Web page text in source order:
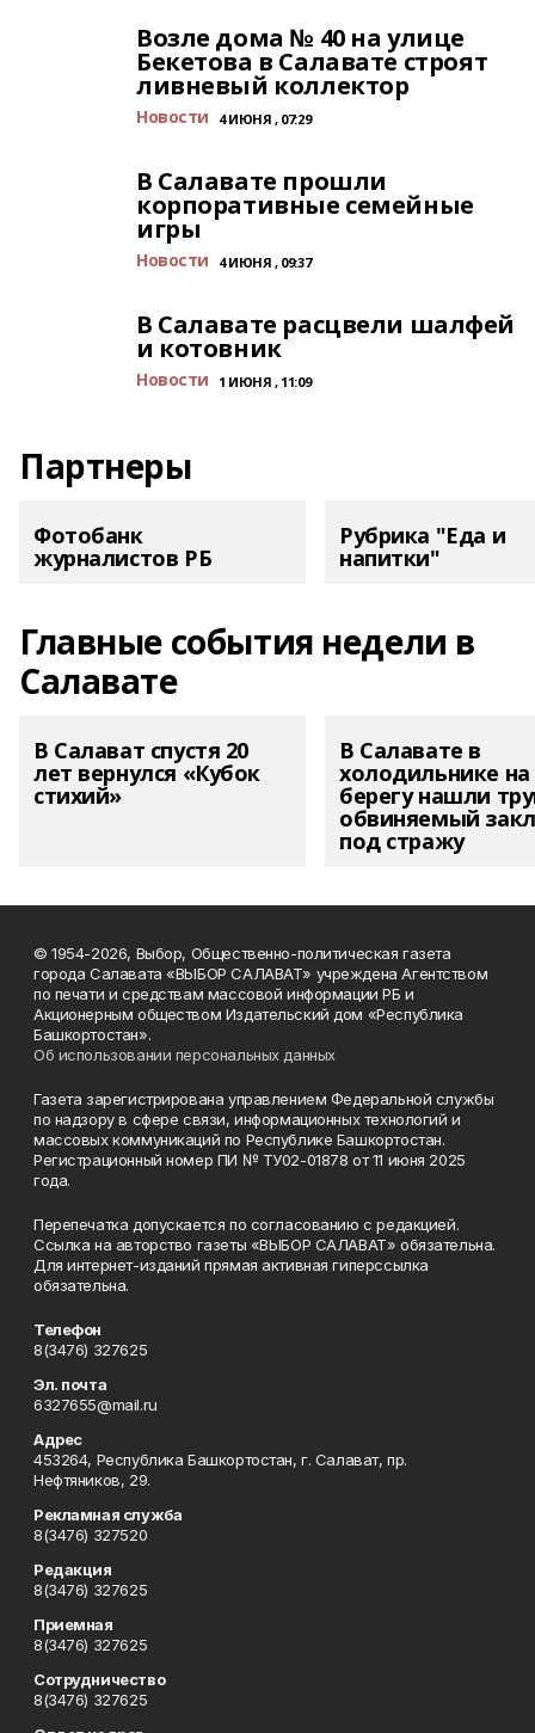
Возле дома № 40 на улице
Бекетова в Салавате строят
ливневый коллектор
Новости 4 ИЮНЯ , 07:29
В Салавате прошли
корпоративные семейные
игры
Новости 4 ИЮНЯ , 09:37
В Салавате расцвели шалфей
и котовник
Новости 1 ИЮНЯ , 11:09
Партнеры
Фотобанк
журналистов РБ
Рубрика "Еда и
напитки"
Главные события недели в
Салавате
В Салават спустя 20
лет вернулся «Кубок
стихий»
В Салавате в
холодильнике на
берегу нашли
обвиняемый
под стражу
© 1954-2026, Выбор, Общественно-политическая газета
города Салавата «ВЫБОР САЛАВАТ» учреждена Агентством
по печати и средствам массовой информации РБ и
Акционерным обществом Издательский дом «Республика
Башкортостан».
Об использовании персональных данных
Газета зарегистрирована управлением Федеральной службы
по надзору в сфере связи, информационных технологий и
массовых коммуникаций по Республике Башкортостан.
Регистрационный номер ПИ № ТУ02-01878 от 11 июня 2025
года.
Перепечатка допускается по согласованию с редакцией.
Ссылка на авторство газеты «ВЫБОР САЛАВАТ» обязательна.
Для интернет-изданий прямая активная гиперссылка
обязательна.
Телефон
8(3476) 327625
Эл. почта
6327655@mail.ru
Адрес
453264, Республика Башкортостан, г. Салават, пр.
Нефтяников, 29.
Рекламная служба
8(3476) 327520
Редакция
8(3476) 327625
Приемная
8(3476) 327625
Сотрудничество
8(3476) 327625